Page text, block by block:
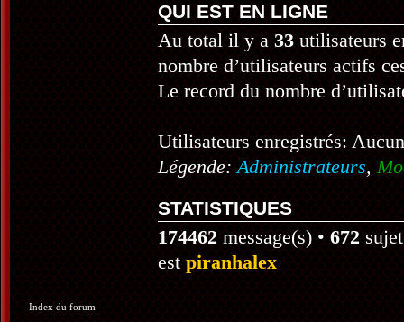
QUI EST EN LIGNE
Au total il y a 33 utilisateurs
nombre d’utilisateurs actifs
Le record du nombre
Utilisateurs enregistrés:
Légende:Administrateurs,
STATISTIQUES
174462 message(s) • 672
est piranhalex
Index du forum